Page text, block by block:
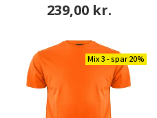
239,00 kr.
Mix 3 - spar 20%